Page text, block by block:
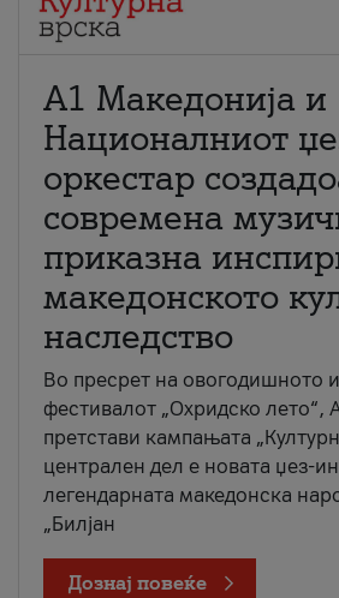
А1 Македонија и
Националниот
оркестар
современа
приказна
македонското
наследство
Во пресрет на овогодишното
фестивалот „Охридско лето“,
претстави кампањата
централен дел е новата џез-
легендарната македонска
„Билјан
Дознај повеќе